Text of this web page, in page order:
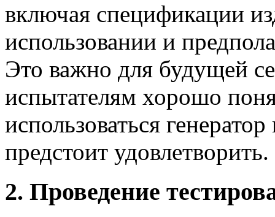
включая спецификации
использовании и
Это важно для будущей
испытателям хорошо
использоваться
предстоит удовлетворить.
2. Проведение